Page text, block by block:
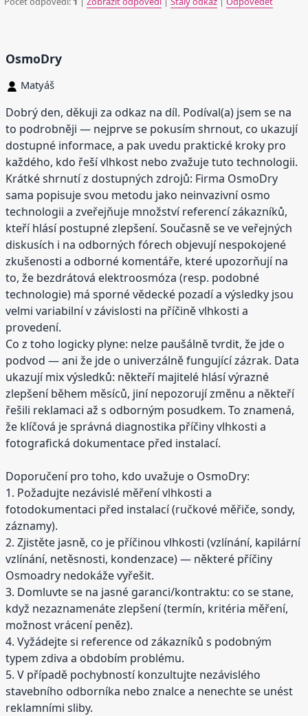
OsmoDry
Matyáš
Dobrý den, děkuji za odkaz na díl. Podíval(a) jsem se na
to podrobněji — nejprve se pokusím shrnout, co ukazují
dostupné informace, a pak uvedu praktické kroky pro
každého, kdo řeší vlhkost nebo zvažuje tuto technologii.
Krátké shrnutí z dostupných zdrojů: Firma OsmoDry
sama popisuje svou metodu jako neinvazivní osmo
technologii a zveřejňuje množství referencí zákazníků,
kteří hlásí postupné zlepšení. Současně se ve veřejných
diskusích i na odborných fórech objevují nespokojené
zkušenosti a odborné komentáře, které upozorňují na
to, že bezdrátová elektroosmóza (resp. podobné
technologie) má sporné vědecké pozadí a výsledky jsou
velmi variabilní v závislosti na příčině vlhkosti a
provedení.
Co z toho logicky plyne: nelze paušálně tvrdit, že jde o
podvod — ani že jde o univerzálně fungující zázrak. Data
ukazují mix výsledků: někteří majitelé hlásí výrazné
zlepšení během měsíců, jiní nepozorují změnu a někteří
řešili reklamaci až s odborným posudkem. To znamená,
že klíčová je správná diagnostika příčiny vlhkosti a
fotografická dokumentace před instalací.
Doporučení pro toho, kdo uvažuje o OsmoDry:
1. Požadujte nezávislé měření vlhkosti a
fotodokumentaci před instalací (ručkové měřiče, sondy,
záznamy).
2. Zjistěte jasně, co je příčinou vlhkosti (vzlínání, kapilární
vzlínání, netěsnosti, kondenzace) — některé příčiny
Osmoadry nedokáže vyřešit.
3. Domluvte se na jasné garanci/kontraktu: co se stane,
když nezaznamenáte zlepšení (termín, kritéria měření,
možnost vrácení peněz).
4. Vyžádejte si reference od zákazníků s podobným
typem zdiva a obdobím problému.
5. V případě pochybností konzultujte nezávislého
stavebního odborníka nebo znalce a nenechte se unést
reklamními sliby.